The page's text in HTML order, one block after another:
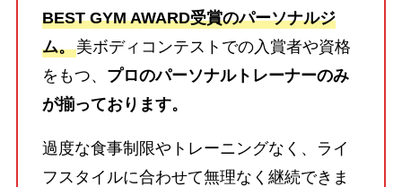
BEST GYM AWARD受賞のパーソナルジ
ム。美ボディコンテストでの入賞者や資格
をもつ、 プロのパーソナルトレーナーのみ
が揃っております。
過度な食事制限やトレーニングなく、ライ
フスタイルに合わせて無理なく継続できま